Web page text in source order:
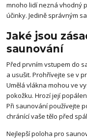
mnoho lidí nezná vhodný
účinky. Jedině správným
Jaké jsou
saunování
Před prvním vstupem do
a usušit. Prohřívejte se v
Umělá vlákna mohou ve
pokožku. Hrozí její
Při saunování používejte
chránící vaše tělo před
Nejlepší poloha pro